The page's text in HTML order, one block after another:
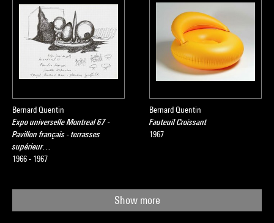
Bernard Quentin
Expo universelle Montreal 67 -
Pavillon français - terrasses
supérieur…
1966 - 1967
Bernard Quentin
Fauteuil Croissant
1967
Show more